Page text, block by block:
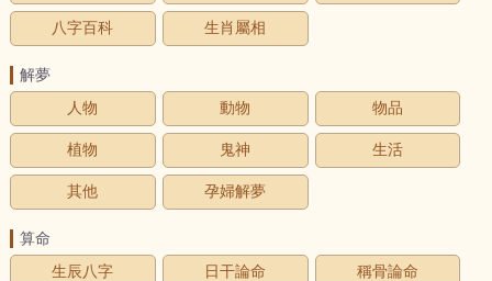
八字百科 生肖屬相
解夢
人物
動物 物品
植物 鬼神 生活
其他 孕婦解夢
算命
生辰八字
日干論命 稱骨論命